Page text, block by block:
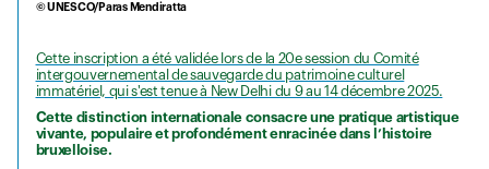
© UNESCO/Paras Mendiratta
Cette inscription a été validée lors de la 20e session du Comité
intergouvernemental de sauvegarde du patrimoine culturel
immatériel, qui s'est tenue à New Delhi du 9 au 14 décembre 2025.
Cette distinction internationale consacre une pratique artistique
vivante, populaire et profondément enracinée dans l’histoire
bruxelloise.